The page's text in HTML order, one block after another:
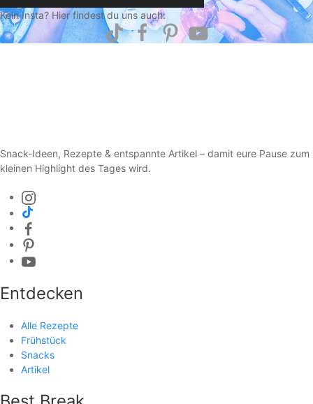
Kein Insta? Hier findest du uns auch:
Snack-Ideen, Rezepte & entspannte Artikel – damit eure Pause zum
kleinen Highlight des Tages wird.
Entdecken
Alle Rezepte
Frühstück
Snacks
Artikel